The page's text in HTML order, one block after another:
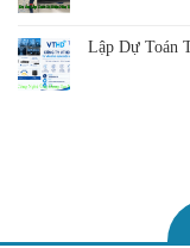
Lập Dự Toán